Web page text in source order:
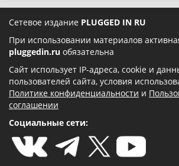
Сетевое издание PLUGGED IN RU
При использовании материалов
pluggedin.ru обязательна
Сайт использует IP-адреса, cookie и
пользователей сайта, условия
Политике конфиденциальности и
соглашении
Социальные сети: